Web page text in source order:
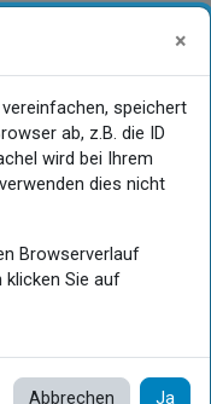
Anmelden
×
speichert
ab, z.B. die ID
wird bei Ihrem
dies nicht
Browserverlauf
klicken Sie auf
Abbrechen Ja